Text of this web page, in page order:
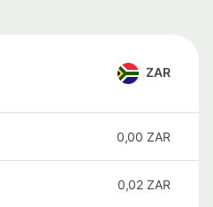
ZAR
0,00 ZAR
0,02 ZAR